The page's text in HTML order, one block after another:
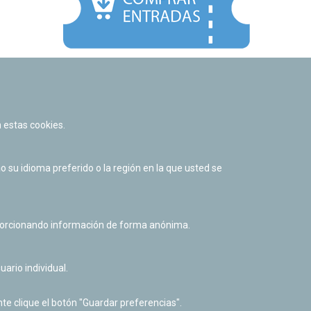
Política de cookies
Derecho de acceso a información pública
cookies.
su idioma preferido o la región en la que usted se
información de forma anónima.
individual.
clique el botón "Guardar preferencias".